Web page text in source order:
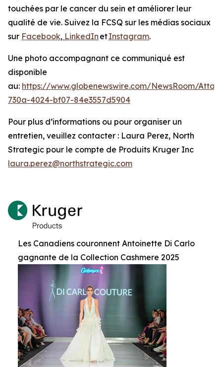
touchées par le cancer du sein et améliorer leur
qualité de vie. Suivez la FCSQ sur les médias sociaux
sur Facebook, LinkedIn etInstagram.
Une photo accompagnant ce communiqué est
disponible
au: https://www.globenewswire.com/NewsRoom/
730a-4024-bf07-84e3557d5904
Pour plus d’informations ou pour organiser un
entretien, veuillez contacter : Laura Perez, North
Strategic pour le compte de Produits Kruger Inc
laura.perez@northstrategic.com
Les Canadiens couronnent Antoinette Di Carlo
gagnante de la Collection Cashmere 2025